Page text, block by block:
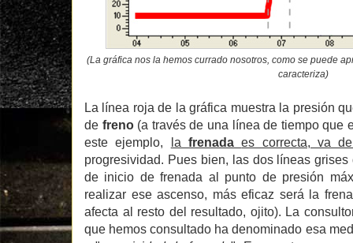
(La gráfica nos la hemos currado nosotros, como se puede
caracteriza)
La línea roja de la gráfica muestra la presión
de freno (a través de una línea de tiempo que
este ejemplo, lafrenadaes correcta, va
progresividad. Pues bien, las dos líneas
de inicio de frenada al punto de presión
realizar ese ascenso, más eficaz será la
afecta al resto del resultado, ojito). La
que hemos consultado ha denominado esa